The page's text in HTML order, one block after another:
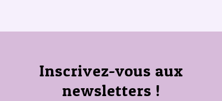
Inscrivez-vous aux
newsletters !